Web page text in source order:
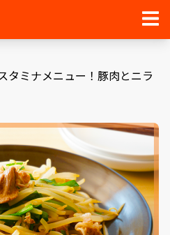
タミナメニュー！豚肉とニラ